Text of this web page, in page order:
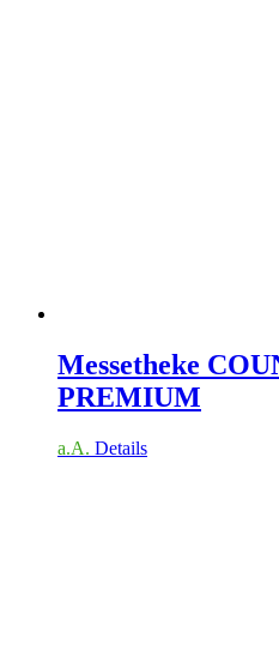
Messetheke
PREMIUM
a.A. Details